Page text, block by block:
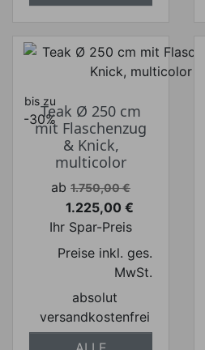
bis zu
-30%Teak Ø 250 cm
mit Flaschenzug
& Knick,
multicolor
Verkaufspreis
ab 1.750,00 €
Preis
1.225,00 €
Ihr Spar-Preis
Preise inkl. ges.
MwSt.
absolut
versandkostenfrei